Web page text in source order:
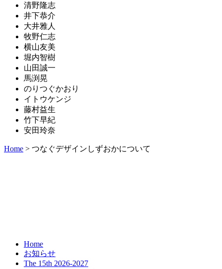
清野隆志
井下恭介
大井雅人
牧野仁志
横山友美
堀内智樹
山田誠一
馬渕晃
のりつぐかおり
イトウケンジ
藤村益生
竹下早紀
安田玲奈
Home > つなぐデザインしずおかについて
Home
お知らせ
The 15th 2026-2027